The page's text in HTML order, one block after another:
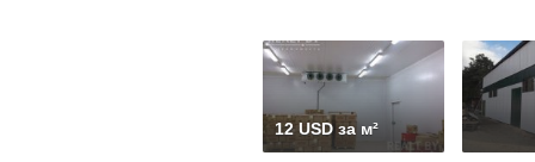
12 USD за м²